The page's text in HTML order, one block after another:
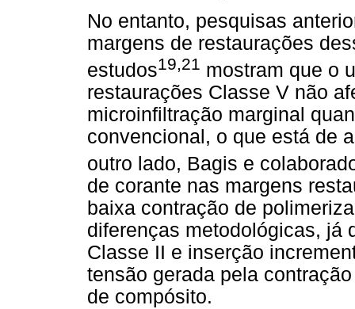
No entanto, pesquisas
margens de restaurações
estudos19,21 mostram que o
restaurações Classe V não
microinfiltração marginal
convencional, o que está de
outro lado, Bagis e
de corante nas margens
baixa contração de
diferenças metodológicas, já
Classe II e inserção
tensão gerada pela
de compósito.